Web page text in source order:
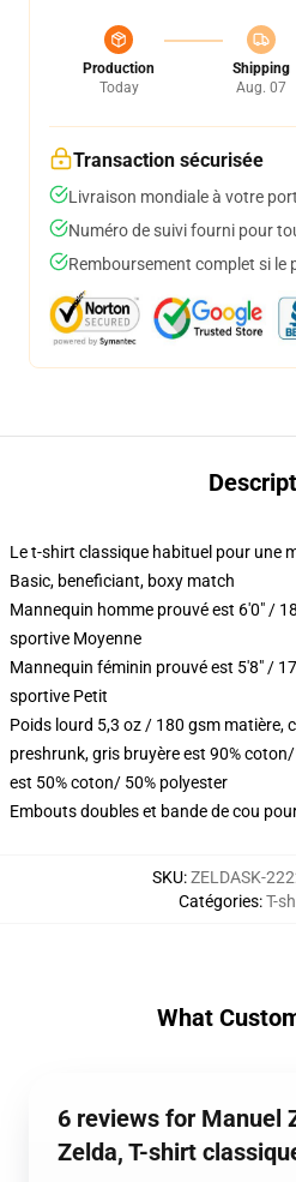
Production
Today
Shipping
Aug. 07
Transaction sécurisée
Livraison mondiale à votre
Numéro de suivi fourni pour
Remboursement complet si le
Le t-shirt classique habituel pour une
Basic, beneficiant, boxy match
Mannequin homme prouvé est 6'0" /
sportive Moyenne
Mannequin féminin prouvé est 5'8" /
sportive Petit
Poids lourd 5,3 oz / 180 gsm matière,
preshrunk, gris bruyère est 90%
est 50% coton/ 50% polyester
Embouts doubles et bande de cou
SKU:ZELDASK-
Catégories:T-
What
6 reviews for Manuel
Zelda, T-shirt